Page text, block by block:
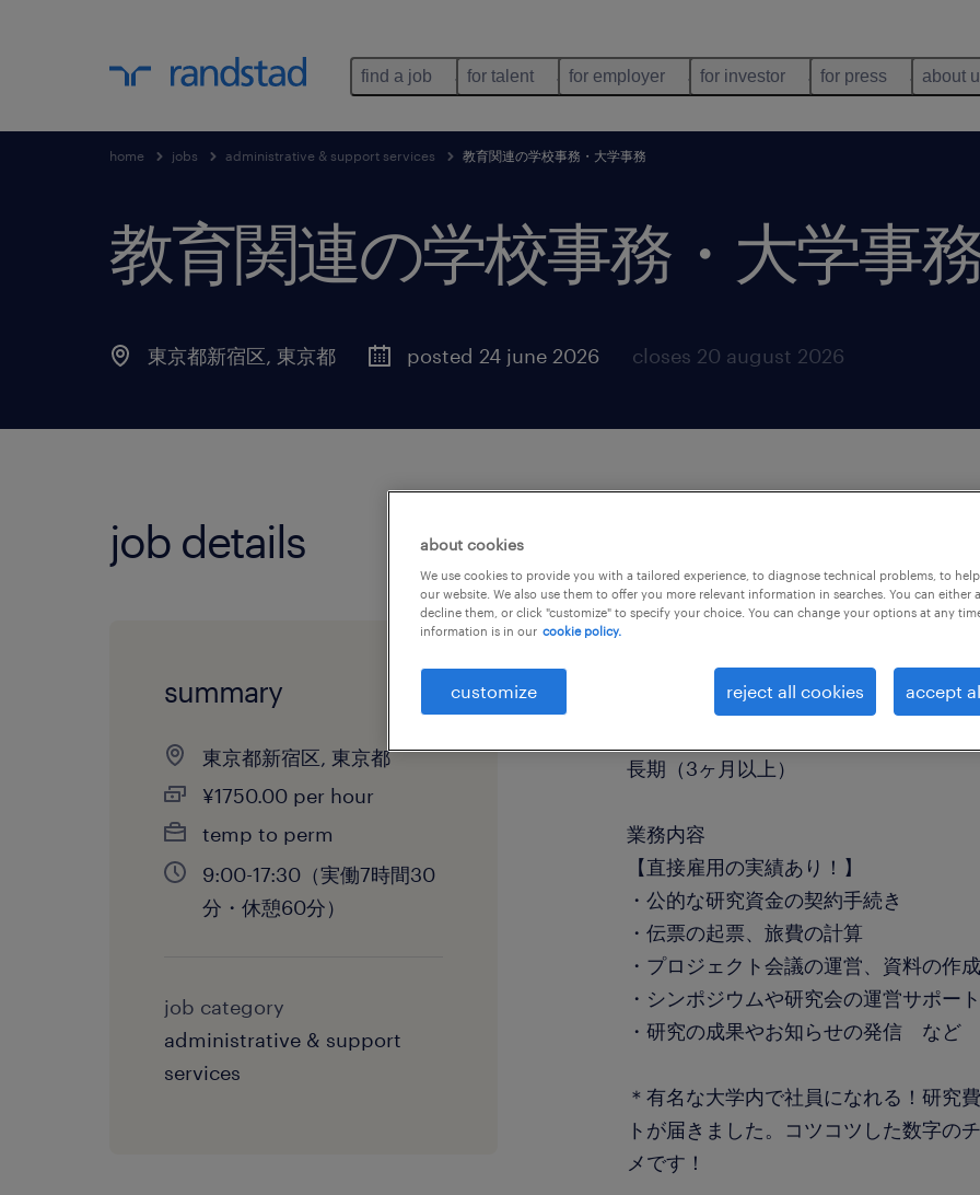
find a job for talent for employer for investor for press about
home jobs administrative & support services 教育関連の学校事務・大学事務
教育関連の学校事務・大学事
東京都新宿区, 東京都 posted 24 june 2026 closes 20 august 2026
job details
summary
東京都新宿区, 東京都
¥1750.00 per hour
temp to perm
9:00-17:30（実働7時間30
分・休憩60分）
job category
administrative & support
services
学校事務・大学事務
長期（3ヶ月以上）
業務内容
【直接雇用の実績あり！】
・公的な研究資金の契約手続き
・伝票の起票、旅費の計算
・プロジェクト会議の運営、資料の作成
・シンポジウムや研究会の運営サポート
・研究の成果やお知らせの発信 など
＊有名な大学内で社員になれる！研究
トが届きました。コツコツした数字の
メです！
about cookies
We use cookies to provide you with a tailored experience, to diagnose technical problems, to
our website. We also use them to offer you more relevant information in searches. You can either
decline them, or click "customize" to specify your choice. You can change your options at any
information is in our cookie policy.
customize reject all cookies accept